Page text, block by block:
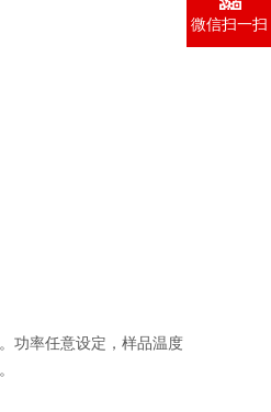
功率任意设定，样品温度
录。
微信扫一扫